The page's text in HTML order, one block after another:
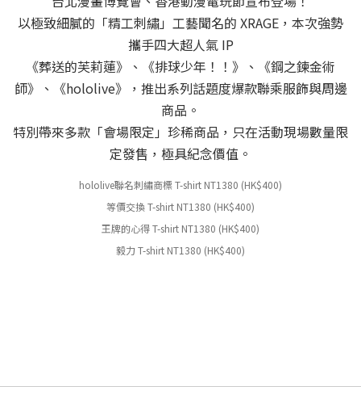
以極致細膩的「精工刺繡」工藝聞名的 XRAGE，本次強勢
攜手四大超人氣 IP
《葬送的芙莉蓮》、《排球少年！！》、《鋼之鍊金術
師》、《hololive》，推出系列話題度爆款聯乘服飾與周邊
商品。
特別帶來多款「會場限定」珍稀商品，只在活動現場數量限
定發售，極具紀念價值。
hololive聯名刺繡商標 T-shirt NT1380 (HK$400)
等價交換 T-shirt NT1380 (HK$400)
王牌的心得 T-shirt NT1380 (HK$400)
毅力 T-shirt NT1380 (HK$400)